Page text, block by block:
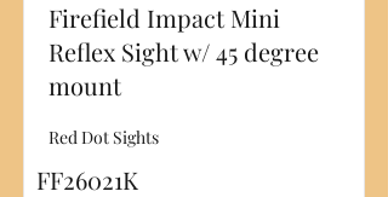
Firefield Impact Mini
Reflex Sight w/ 45 degree
mount
Red Dot Sights
FF26021K